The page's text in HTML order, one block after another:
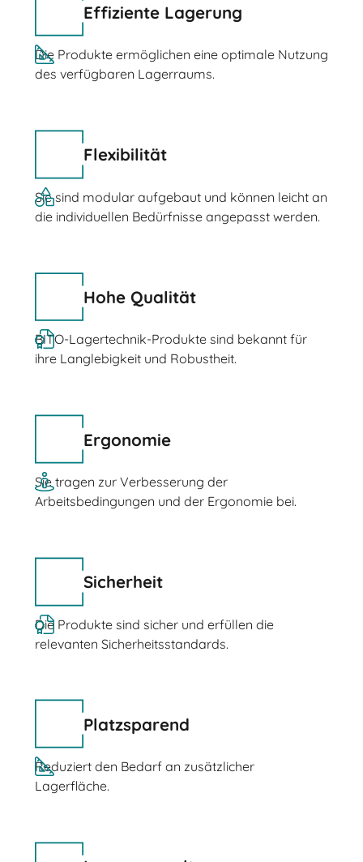
Effiziente Lagerung
Die Produkte ermöglichen eine optimale Nutzung
des verfügbaren Lagerraums.
Flexibilität
Sie sind modular aufgebaut und können leicht an
die individuellen Bedürfnisse angepasst werden.
Hohe Qualität
BITO-Lagertechnik-Produkte sind bekannt für
ihre Langlebigkeit und Robustheit.
Ergonomie
Sie tragen zur Verbesserung der
Arbeitsbedingungen und der Ergonomie bei.
Sicherheit
Die Produkte sind sicher und erfüllen die
relevanten Sicherheitsstandards.
Platzsparend
Reduziert den Bedarf an zusätzlicher
Lagerfläche.